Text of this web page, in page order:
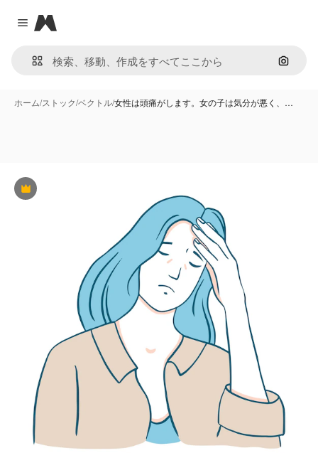
Close menu
Magnific
画像で
ホーム/ストック/ベクトル/女性は頭痛がします。女の子は気分が悪く、…
Premium